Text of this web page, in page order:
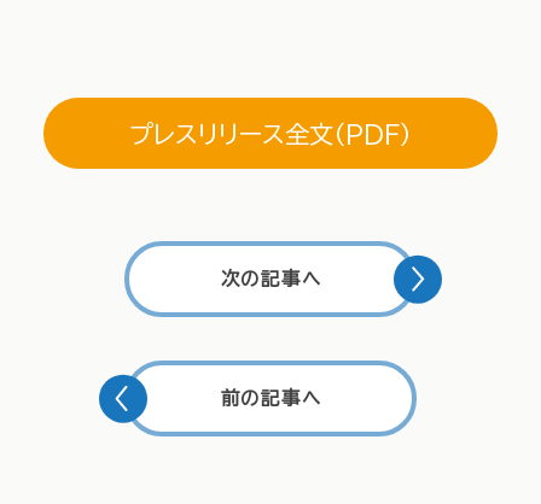
プレスリリース全文（PDF）
前の記事へ
次の記事へ